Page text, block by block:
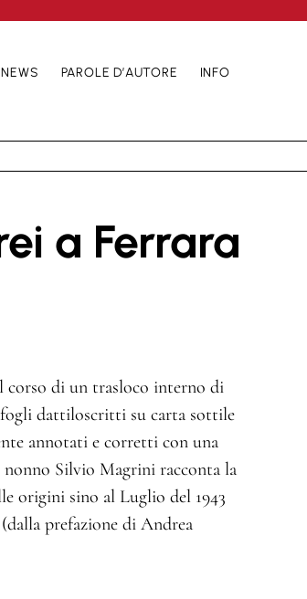
NEWS PAROLE D’AUTORE INFO
a Ferrara
di un trasloco interno di
dattiloscritti su carta sottile
annotati e corretti con una
Silvio Magrini racconta la
origini sino al Luglio del 1943
prefazione di Andrea